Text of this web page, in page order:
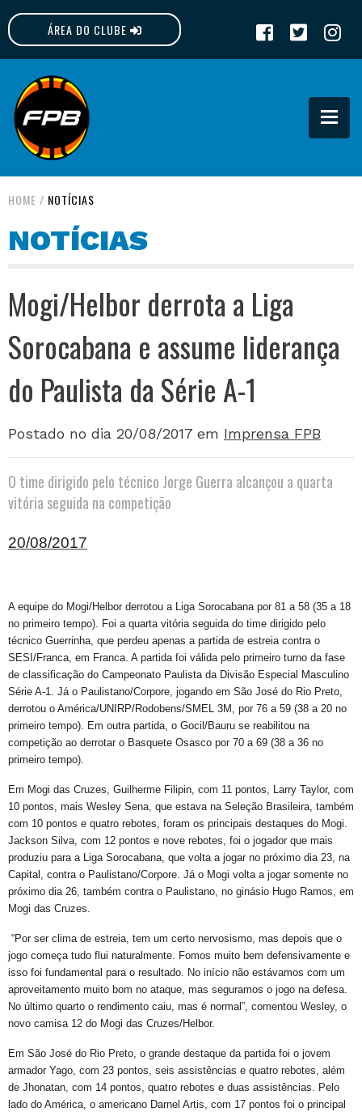
ÁREA DO CLUBE
FPB
HOME / NOTÍCIAS
NOTÍCIAS
Mogi/Helbor derrota a Liga
Sorocabana e assume liderança
do Paulista da Série A-1
Postado no dia 20/08/2017 em Imprensa FPB
O time dirigido pelo técnico Jorge Guerra alcançou a quarta
vitória seguida na competição
20/08/2017
A equipe do Mogi/Helbor derrotou a Liga Sorocabana por 81 a 58 (35 a 18
no primeiro tempo). Foi a quarta vitória seguida do time dirigido pelo
técnico Guerrinha, que perdeu apenas a partida de estreia contra o
SESI/Franca, em Franca. A partida foi válida pelo primeiro turno da fase
de classificação do Campeonato Paulista da Divisão Especial Masculino
Série A-1. Já o Paulistano/Corpore, jogando em São José do Rio Preto,
derrotou o América/UNIRP/Rodobens/SMEL 3M, por 76 a 59 (38 a 20 no
primeiro tempo). Em outra partida, o Gocil/Bauru se reabilitou na
competição ao derrotar o Basquete Osasco por 70 a 69 (38 a 36 no
primeiro tempo).
Em Mogi das Cruzes, Guilherme Filipin, com 11 pontos, Larry Taylor, com
10 pontos, mais Wesley Sena, que estava na Seleção Brasileira, também
com 10 pontos e quatro rebotes, foram os principais destaques do Mogi.
Jackson Silva, com 12 pontos e nove rebotes, foi o jogador que mais
produziu para a Liga Sorocabana, que volta a jogar no próximo dia 23, na
Capital, contra o Paulistano/Corpore. Já o Mogi volta a jogar somente no
próximo dia 26, também contra o Paulistano, no ginásio Hugo Ramos, em
Mogi das Cruzes.
“Por ser clima de estreia, tem um certo nervosismo, mas depois que o
jogo começa tudo flui naturalmente. Fomos muito bem defensivamente e
isso foi fundamental para o resultado. No início não estávamos com um
aproveitamento muito bom no ataque, mas seguramos o jogo na defesa.
No último quarto o rendimento caiu, mas é normal”, comentou Wesley, o
novo camisa 12 do Mogi das Cruzes/Helbor.
Em São José do Rio Preto, o grande destaque da partida foi o jovem
armador Yago, com 23 pontos, seis assistências e quatro rebotes, além
de Jhonatan, com 14 pontos, quatro rebotes e duas assistências. Pelo
lado do América, o americano Darnel Artis, com 17 pontos foi o principal